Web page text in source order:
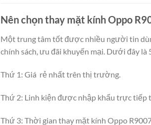
Nên chọn thay mặt kính Oppo
Một trung tâm tốt được nhiều người tin
chính sách, ưu đãi khuyến mại. Dưới đây
Thứ 1: Giá rẻ nhất trên thị trường.
Thứ 2: Linh kiện được nhập khẩu trực tiếp
Thứ 3: Thời gian thay mặt kính Oppo